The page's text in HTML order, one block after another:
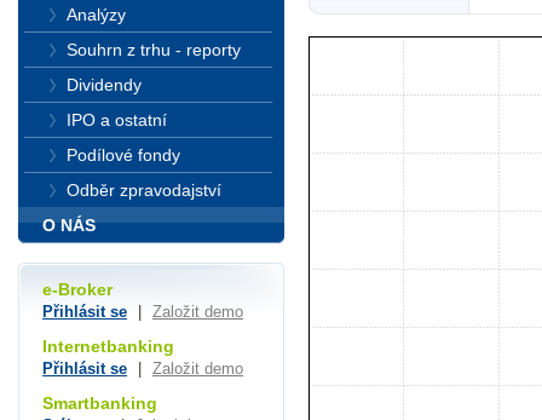
Analýzy
Souhrn z trhu - reporty
Dividendy
IPO a ostatní
Podílové fondy
Odběr zpravodajství
O NÁS
e-Broker
Přihlásit se Založit demo
Internetbanking
Přihlásit se Založit demo
Smartbanking